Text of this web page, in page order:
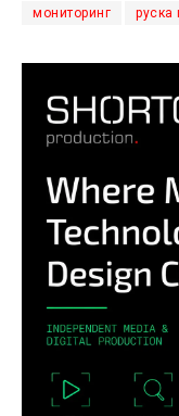
мониторинг руска